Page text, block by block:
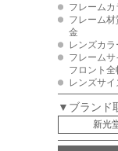
フレーム
フレーム
金
レンズカ
フレーム
フロント
レンズサ
▼ブランド
新光